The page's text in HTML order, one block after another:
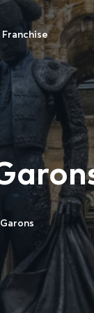
Franchise
Garons